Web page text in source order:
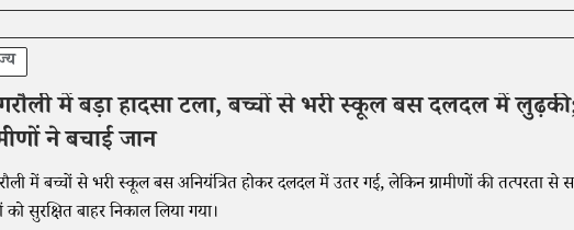
में बड़ा हादसा टला, बच्चों से भरी स्कूल बस दलदल में
ने बचाई जान
में बच्चों से भरी स्कूल बस अनियंत्रित होकर दलदल में उतर गई, लेकिन ग्रामीणों की तत्परता से
को सुरक्षित बाहर निकाल लिया गया।